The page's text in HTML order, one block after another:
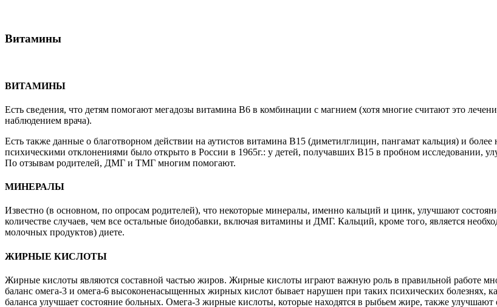
Витамины
ВИТАМИНЫ
Есть сведения, что детям помогают мегадозы витамина В6 в комбинации с магнием (хотя многие считают это
наблюдением врача).
Есть также данные о благотворном действии на аутистов витамина В15 (диметилглицин, пангамат кальция) и
психическими отклонениями было открыто в России в 1965г.: у детей, получавших В15 в пробном
По отзывам родителей, ДМГ и ТМГ многим помогают.
МИНЕРАЛЫ
Известно (в основном, по опросам родителей), что некоторые минералы, именно кальций и цинк, улучшают
количестве случаев, чем все остальные биодобавки, включая витамины и ДМГ. Кальций, кроме того, является
молочных продуктов) диете.
ЖИРНЫЕ КИСЛОТЫ
Жирные кислоты являются составной частью жиров. Жирные кислоты играют важную роль в правильной работе
баланс омега-3 и омега-6 высоконенасыщенных жирных кислот бывает нарушен при таких психических болезнях,
баланса улучшает состояние больных. Омега-3 жирные кислоты, которые находятся в рыбьем жире, также улучшают